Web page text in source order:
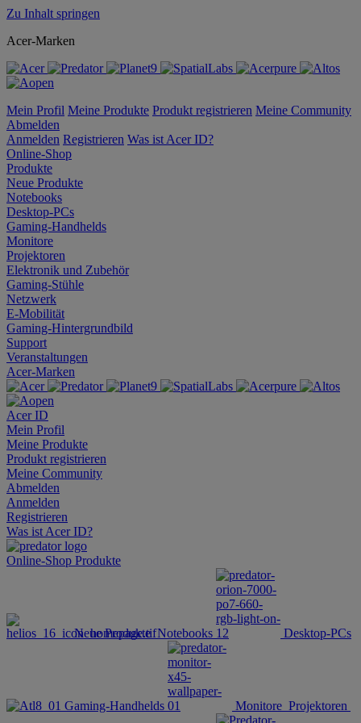
Zu Inhalt springen
Acer-Marken
Mein Profil Meine Produkte Produkt registrieren Meine Community
Abmelden
Anmelden Registrieren Was ist Acer ID?
Online-Shop
Produkte
Neue Produkte
Notebooks
Desktop-PCs
Gaming-Handhelds
Monitore
Projektoren
Elektronik und Zubehör
Gaming-Stühle
Netzwerk
E-Mobilität
Gaming-Hintergrundbild
Support
Veranstaltungen
Acer-Marken
Acer ID
Mein Profil
Meine Produkte
Produkt registrieren
Meine Community
Abmelden
Anmelden
Registrieren
Was ist Acer ID?
Online-Shop Produkte
Neue Produkte Notebooks Desktop-PCs
Gaming-Handhelds Monitore Projektoren